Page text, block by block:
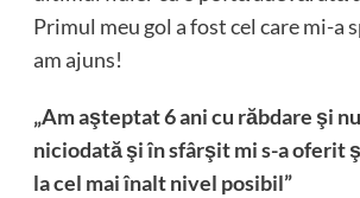
Primul meu gol a fost cel care mi-a
am ajuns!
„Am aşteptat 6 ani cu răbdare şi
niciodată şi în sfârşit mi s-a oferit
la cel mai înalt nivel posibil”